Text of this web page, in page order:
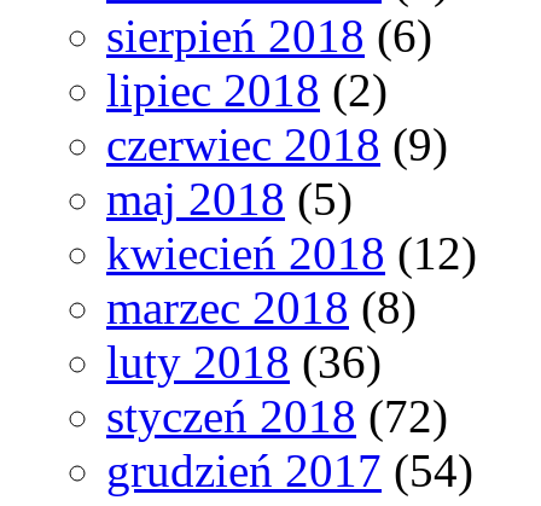
sierpień 2018 (6)
lipiec 2018 (2)
czerwiec 2018 (9)
maj 2018 (5)
kwiecień 2018 (12)
marzec 2018 (8)
luty 2018 (36)
styczeń 2018 (72)
grudzień 2017 (54)